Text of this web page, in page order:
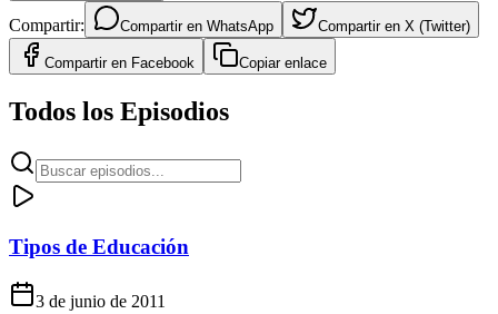
Compartir: Compartir en WhatsApp Compartir en X (Twitter)
Compartir en Facebook Copiar enlace
Todos los Episodios
Tipos de Educación
3 de junio de 2011